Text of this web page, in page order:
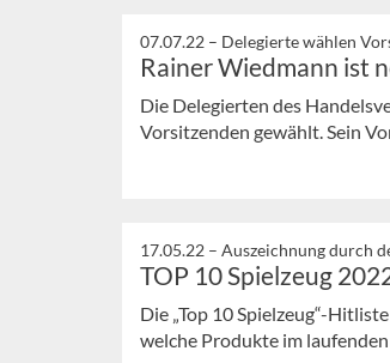
07.07.22 – Delegierte wählen
Rainer Wiedmann ist
Die Delegierten des
Vorsitzenden gewählt. Sein
17.05.22 – Auszeichnung durch
TOP 10 Spielzeug
Die „Top 10 Spielzeug“-
welche Produkte im laufenden